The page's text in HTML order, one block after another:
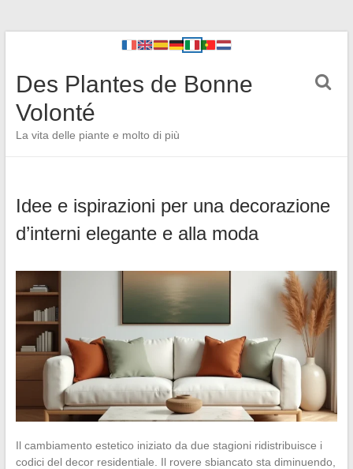
Des Plantes de Bonne
Volonté
La vita delle piante e molto di più
Idee e ispirazioni per una decorazione
d’interni elegante e alla moda
Il cambiamento estetico iniziato da due stagioni ridistribuisce i
codici del decor residentiale. Il rovere sbiancato sta diminuendo,